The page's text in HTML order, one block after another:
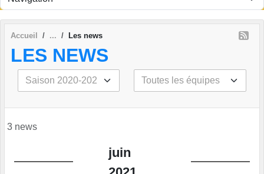
Accueil Les news
LES NEWS
3 news
juin